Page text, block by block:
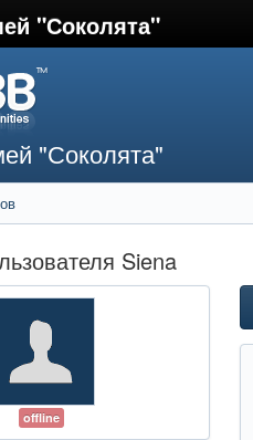
"Соколята"
"Соколята"
Siena
offline